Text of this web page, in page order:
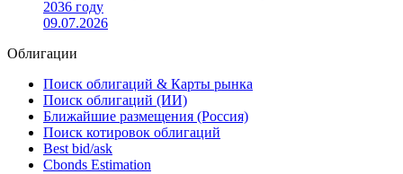
2036 году
09.07.2026
Облигации
Поиск облигаций & Карты рынка
Поиск облигаций (ИИ)
Ближайшие размещения (Россия)
Поиск котировок облигаций
Best bid/ask
Cbonds Estimation